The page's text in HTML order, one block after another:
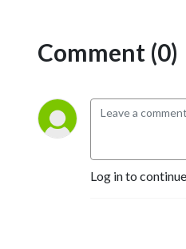
Comment (0)
Log in to